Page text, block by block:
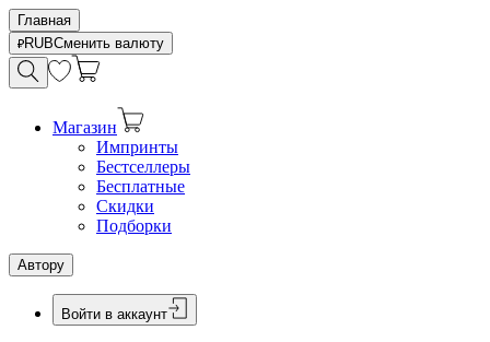
Главная
RUBСменить валюту
Магазин
Импринты
Бестселлеры
Бесплатные
Скидки
Подборки
Автору
Войти в аккаунт